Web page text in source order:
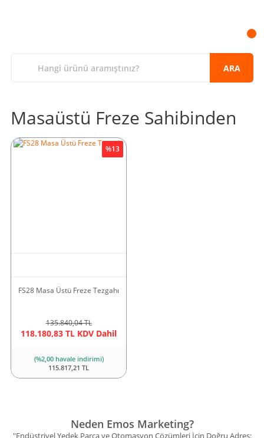
ARA
Masaüstü Freze Sahibinden
FS28 Masa Üstü Freze Tezgahı
135.840,04 TL
118.180,83 TL KDV Dahil
%13
(%2,00 havale indirimi)
115.817,21 TL
Neden Emos Marketing?
"Endüstriyel Yedek Parça ve Otomasyon Çözümleri İçin Doğru Adres: